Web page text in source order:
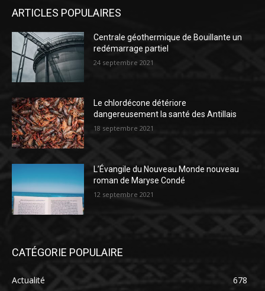
ARTICLES POPULAIRES
Centrale géothermique de Bouillante un
redémarrage partiel
24 septembre 2021
Le chlordécone détériore
dangereusement la santé des Antillais
18 septembre 2021
L’Évangile du Nouveau Monde nouveau
roman de Maryse Condé
12 septembre 2021
CATÉGORIE POPULAIRE
Actualité
678